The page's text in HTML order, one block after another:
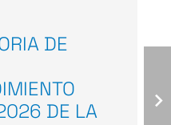
DE
DE LA